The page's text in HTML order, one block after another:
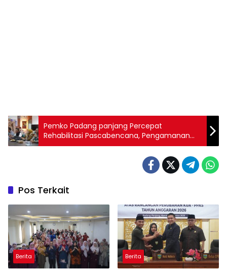
Pemko Padang panjang Percepat
Rehabilitasi Pascabencana, Pengamanan
Nataru Diperkuat
Pos Terkait
Berita Berita